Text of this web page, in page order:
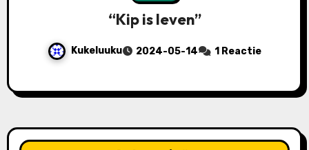
“Kip is leven”
Kukeluuku 2024-05-14 1 Reactie